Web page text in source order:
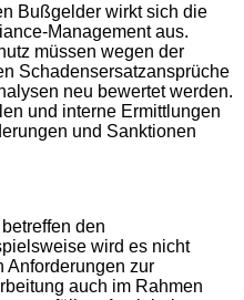
Bußgelder wirkt sich die
Management aus.
müssen wegen der
Schadensersatzansprüche
neu bewertet werden.
und interne Ermittlungen
und Sanktionen
den
wird es nicht
Anforderungen zur
auch im Rahmen